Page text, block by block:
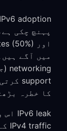
کا خطرہ